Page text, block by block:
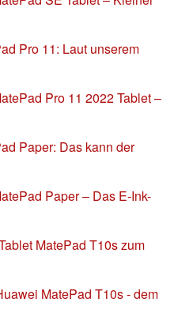
Pro 11: Laut unserem
Pro 11 2022 Tablet –
Paper: Das kann der
Paper – Das E-Ink-
MatePad T10s zum
MatePad T10s - dem